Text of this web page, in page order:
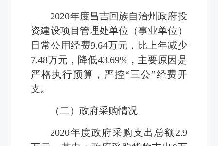
2020年度昌吉回族自治州政府投
资建设项目管理处单位（事业单位）
日常公用经费9.64万元，比上年减少
7.48万元，降低43.69%，主要原因是
严格执行预算，严控“三公”经费开
支。
（二）政府采购情况
2020年度政府采购支出总额2.9